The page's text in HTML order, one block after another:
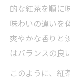
的な紅茶を順に
味わいの違いを
爽やかな香りと
はバランスの良
このように、紅